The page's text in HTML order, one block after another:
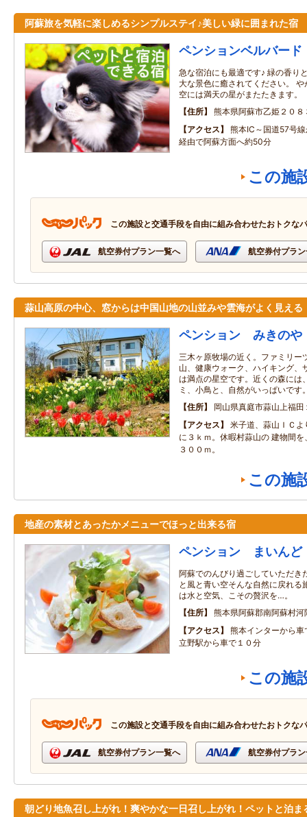
阿蘇旅を気軽に楽しめるシンプルステイ♪美しい緑に囲まれた宿
ペンションベルバード
急な宿泊にも最適です♪ 緑の香り
大な景色に癒されてください。
空には満天の星がまたたきます。
住所
熊本県阿蘇市乙姫２０８
アクセス
熊本IC～国道57号
経由で阿蘇方面へ約50分
この施
この施設と交通手段を自由に組み合わせたおトクな
航空券付プラン一覧へ 航空券付プラ
蒜山高原の中心、窓からは中国山地の山並みや雲海がよく見える
ペンション みきのや
三木ヶ原牧場の近く。ファミリー
山、健康ウォーク、ハイキング、
は満点の星空です。近くの森には
ミ、小鳥と、自然がいっぱいです
住所
岡山県真庭市蒜山上福田
アクセス
米子道、蒜山ＩＣ
に３ｋｍ。休暇村蒜山の 建物間
３００ｍ。
この施
地産の素材とあったかメニューでほっと出来る宿
ペンション まいんど
阿蘇でのんびり過ごしていただき
と風と青い空そんな自然に戻れ
は水と空気、こその贅沢を…。
住所
熊本県阿蘇郡南阿蘇村
アクセス
熊本インターから
立野駅から車で１０分
この施
この施設と交通手段を自由に組み合わせたおトクな
航空券付プラン一覧へ 航空券付プラ
朝どり地魚召し上がれ！爽やかな一日召し上がれ！ペットと泊ま